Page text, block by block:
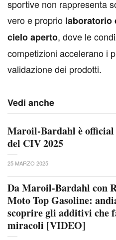
sportive non rappresenta
vero e proprio laboratorio
cielo aperto, dove le
competizioni accelerano i
validazione dei prodotti.
Vedi anche
Maroil-Bardahl è official
del CIV 2025
25 MARZO 2025
Da Maroil-Bardahl con
Moto Top Gasoline:
scoprire gli additivi che
miracoli [VIDEO]